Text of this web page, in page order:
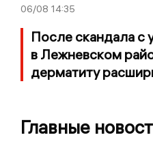
06/08 14:35
После скандала с
в Лежневском
дерматиту
Главные